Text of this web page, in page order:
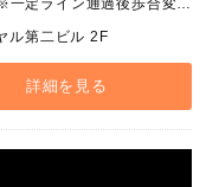
1、時給1,500円＋各種手当＋ボーナス ※一定ライン通過後歩合変更のスライド制給 歩合50%～95%【ボーナス込で100%可】完全歩合制 2、時給1,200円～＋各種手当＋インセンティブ手当
ル第二ビル 2F
詳細を見る